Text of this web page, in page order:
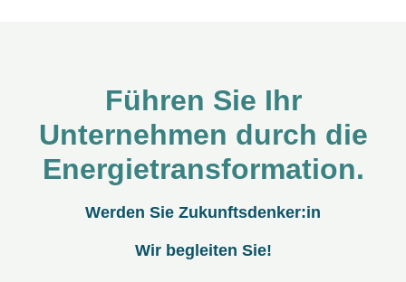
Führen Sie Ihr
Unternehmen durch die
Energietransformation.
Werden Sie Zukunftsdenker:in
Wir begleiten Sie!